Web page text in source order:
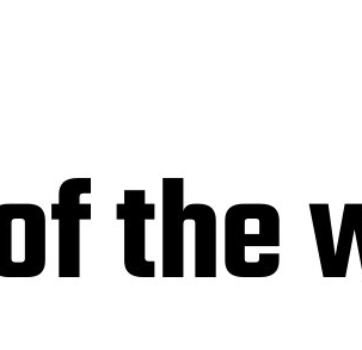
the